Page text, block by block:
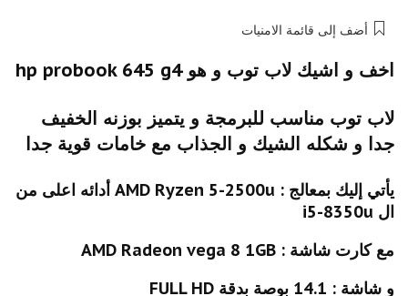
أضف إلى قائمة الامنيات
اخف و اشيك لاب توب و هو hp probook 645 g4
لاب توب مناسب للبرمجة و يتميز بوزنه الخفيف
جدا و شكله الشيك و الجذاب مع خامات قوية جدا
يأتي إليك بمعالج : AMD Ryzen 5-2500u أدائه اعلى من
ال i5-8350u
مع كارت شاشة : AMD Radeon vega 8 1GB
و شاشة : 14.1 بوصة بدقة FULL HD